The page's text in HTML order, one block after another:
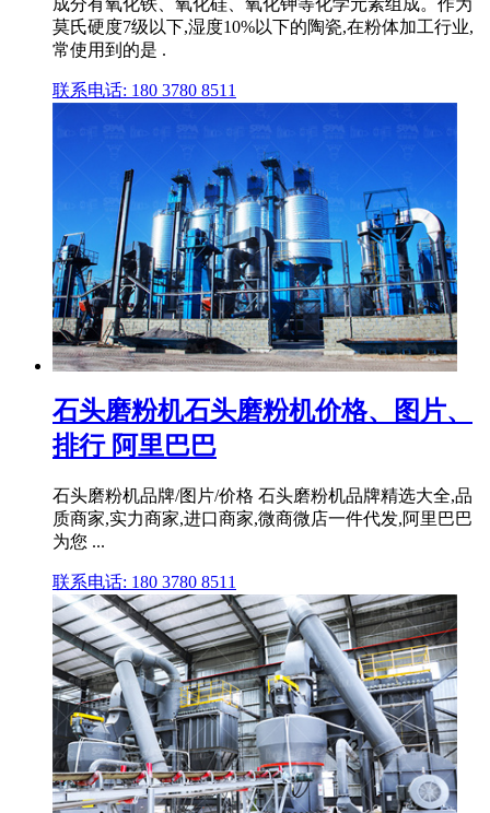
成分有氧化铁、氧化硅、氧化钾等化学元素组成。作为
莫氏硬度7级以下,湿度10%以下的陶瓷,在粉体加工行业,
常使用到的是 .
联系电话: 180 3780 8511
石头磨粉机石头磨粉机价格、图片、
排行 阿里巴巴
石头磨粉机品牌/图片/价格 石头磨粉机品牌精选大全,品
质商家,实力商家,进口商家,微商微店一件代发,阿里巴巴
为您 ...
联系电话: 180 3780 8511